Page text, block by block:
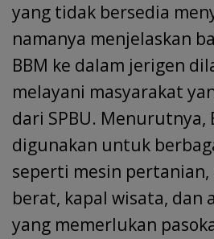
yang tidak bersedia
namanya menjelaskan
BBM ke dalam jerigen
melayani masyarakat
dari SPBU. Menurutnya,
digunakan untuk
seperti mesin pertanian,
berat, kapal wisata, dan
yang memerlukan